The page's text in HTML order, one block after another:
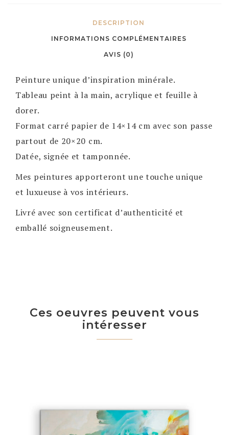
DESCRIPTION
INFORMATIONS COMPLÉMENTAIRES
AVIS (0)
Peinture unique d’inspiration minérale.
Tableau peint à la main, acrylique et feuille à
dorer.
Format carré papier de 14×14 cm avec son passe
partout de 20×20 cm.
Datée, signée et tamponnée.
Mes peintures apporteront une touche unique
et luxueuse à vos intérieurs.
Livré avec son certificat d’authenticité et
emballé soigneusement.
Ces oeuvres peuvent vous
intéresser